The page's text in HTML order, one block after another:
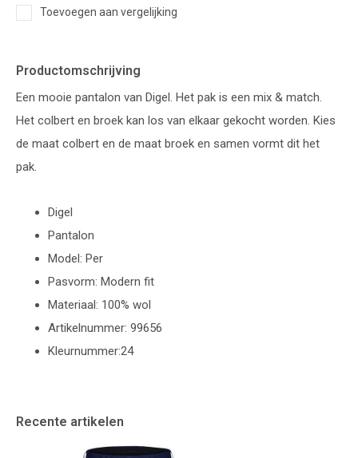
Toevoegen aan vergelijking
Productomschrijving
Een mooie pantalon van Digel. Het pak is een mix & match.
Het colbert en broek kan los van elkaar gekocht worden. Kies
de maat colbert en de maat broek en samen vormt dit het
pak.
Digel
Pantalon
Model: Per
Pasvorm: Modern fit
Materiaal: 100% wol
Artikelnummer: 99656
Kleurnummer:24
Recente artikelen